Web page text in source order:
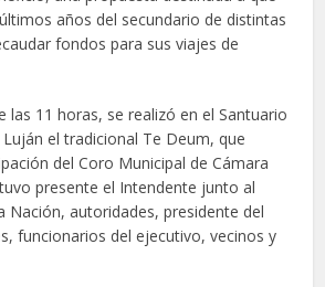
años del secundario de distintas
fondos para sus viajes de
las 11 horas, se realizó en el Santuario
el tradicional Te Deum, que
del Coro Municipal de Cámara
presente el Intendente junto al
Nación, autoridades, presidente del
funcionarios del ejecutivo, vecinos y